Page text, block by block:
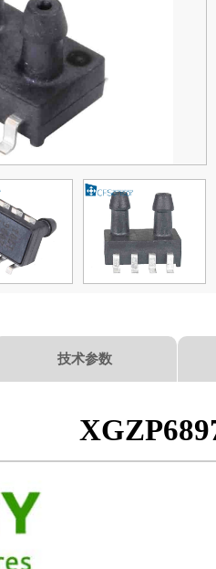
技术参数